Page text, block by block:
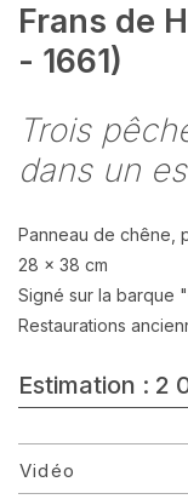
Frans de
- 1661)
Trois
dans un
Panneau de chêne,
28 x 38 cm
Signé sur la barque
Restaurations
Estimation : 2
Vidéo